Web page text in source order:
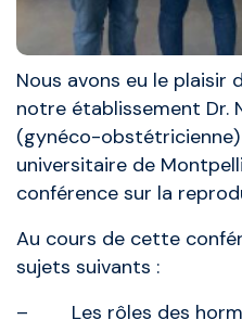
Nous avons eu le plaisir
notre établissement Dr.
(gynéco-
universitaire de
conférence sur la
Au cours de cette
sujets suivants :
– Les rôles des